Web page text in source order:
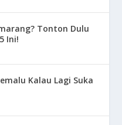
Tonton Dulu
Ini!
Kalau Lagi Suka